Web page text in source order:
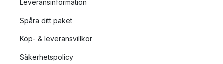
Leveransinformation
Spåra ditt paket
Köp- & leveransvillkor
Säkerhetspolicy